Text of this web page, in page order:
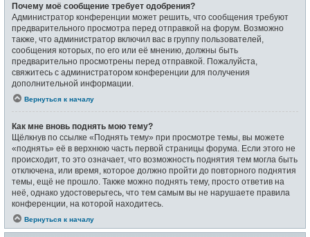
Почему моё сообщение требует одобрения?
Администратор конференции может решить, что сообщения требуют
предварительного просмотра перед отправкой на форум. Возможно
также, что администратор включил вас в группу пользователей,
сообщения которых, по его или её мнению, должны быть
предварительно просмотрены перед отправкой. Пожалуйста,
свяжитесь с администратором конференции для получения
дополнительной информации.
Вернуться к началу
Как мне вновь поднять мою тему?
Щёлкнув по ссылке «Поднять тему» при просмотре темы, вы можете
«поднять» её в верхнюю часть первой страницы форума. Если этого не
происходит, то это означает, что возможность поднятия тем могла быть
отключена, или время, которое должно пройти до повторного поднятия
темы, ещё не прошло. Также можно поднять тему, просто ответив на
неё, однако удостоверьтесь, что тем самым вы не нарушаете правила
конференции, на которой находитесь.
Вернуться к началу